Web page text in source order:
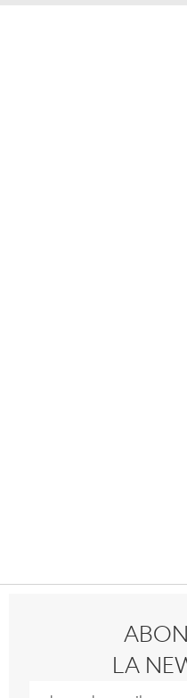
LA